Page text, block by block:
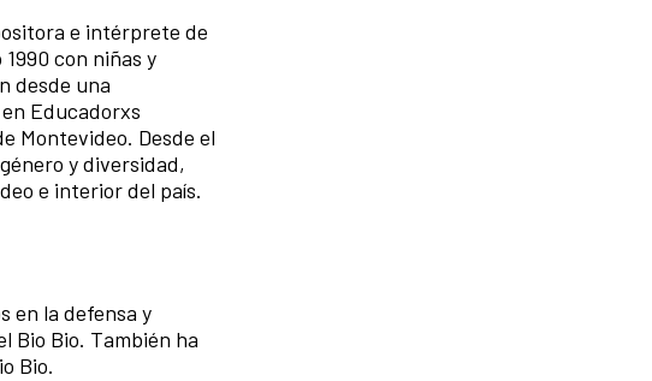
e intérprete de
con niñas y
desde una
Educadorxs
Montevideo. Desde el
y diversidad,
e interior del país.
en la defensa y
Bio Bio. También ha
Bio.